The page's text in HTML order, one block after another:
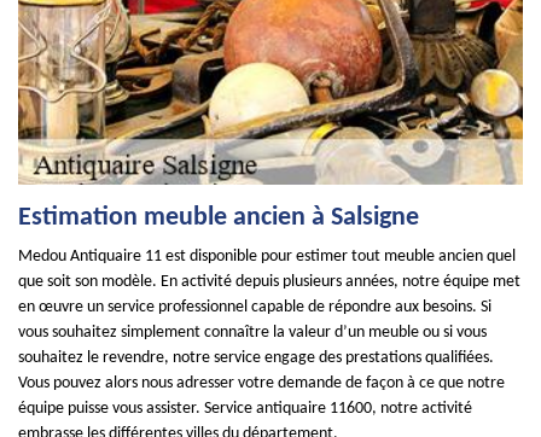
Estimation meuble ancien à Salsigne
Medou Antiquaire 11 est disponible pour estimer tout meuble ancien quel
que soit son modèle. En activité depuis plusieurs années, notre équipe met
en œuvre un service professionnel capable de répondre aux besoins. Si
vous souhaitez simplement connaître la valeur d’un meuble ou si vous
souhaitez le revendre, notre service engage des prestations qualifiées.
Vous pouvez alors nous adresser votre demande de façon à ce que notre
équipe puisse vous assister. Service antiquaire 11600, notre activité